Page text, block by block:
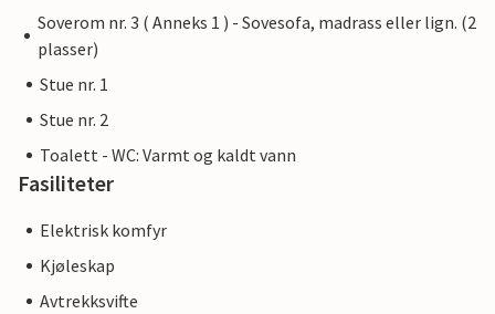
Soverom nr. 3 ( Anneks 1 ) - Sovesofa, madrass eller lign. (2
plasser)
Stue nr. 1
Stue nr. 2
Toalett - WC: Varmt og kaldt vann
Fasiliteter
Elektrisk komfyr
Kjøleskap
Avtrekksvifte